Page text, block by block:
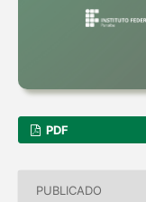
PDF
PUBLICADO